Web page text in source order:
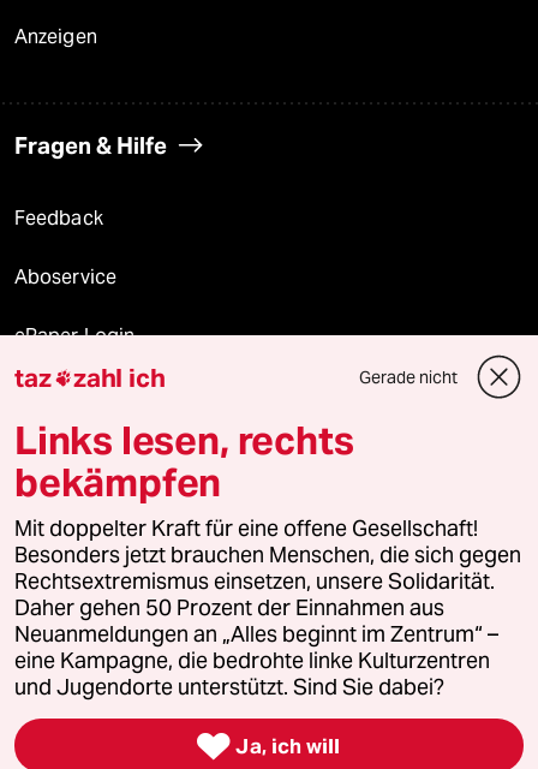
Anzeigen
Fragen & Hilfe
Feedback
Aboservice
ePaper Login
Downloads für Abonnierende
© 2026 taz Verlags und Vertriebs GmbH
Alle Rechte vorbehalten. Bei rechtlichen Fragen oder für Genehmigungen
wenden Sie sich bitte an lizenzen@taz.de
Feedback Redaktionsstatut Kommune-Richtlinien
Leitlinie Informant Datenschutz Impressum AGB
Seitenwende Einwilligungen widerrufen (Ads)
taz zahl ich Gerade nicht
Links lesen, rechts
bekämpfen
Mit doppelter Kraft für eine offene Gesellschaft!
Besonders jetzt brauchen Menschen, die sich gegen
Rechtsextremismus einsetzen, unsere Solidarität.
Daher gehen 50 Prozent der Einnahmen aus
Neuanmeldungen an „Alles beginnt im Zentrum“ –
eine Kampagne, die bedrohte linke Kulturzentren
und Jugendorte unterstützt. Sind Sie dabei?
 Ja, ich will